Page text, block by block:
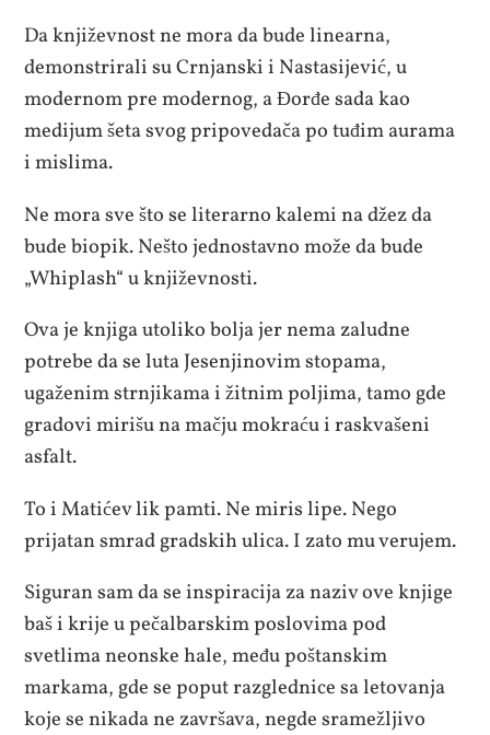
Da književnost ne mora da bude linearna,
demonstrirali su Crnjanski i Nastasijević, u
modernom pre modernog, a Đorđe sada kao
medijum šeta svog pripovedača po tuđim aurama
i mislima.
Ne mora sve što se literarno kalemi na džez da
bude biopik. Nešto jednostavno može da bude
„Whiplash“ u književnosti.
Ova je knjiga utoliko bolja jer nema zaludne
potrebe da se luta Jesenjinovim stopama,
ugaženim strnjikama i žitnim poljima, tamo gde
gradovi mirišu na mačju mokraću i raskvašeni
asfalt.
To i Matićev lik pamti. Ne miris lipe. Nego
prijatan smrad gradskih ulica. I zato mu verujem.
Siguran sam da se inspiracija za naziv ove knjige
baš i krije u pečalbarskim poslovima pod
svetlima neonske hale, među poštanskim
markama, gde se poput razglednice sa letovanja
koje se nikada ne završava, negde sramežljivo